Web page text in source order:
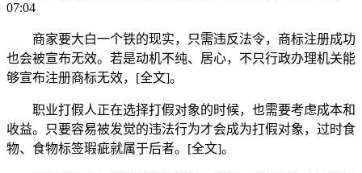
07:04
商家要大白一个铁的现实，只需违反法令，商标注册成功
也会被宣布无效。若是动机不纯、居心，不只行政办理机关能
够宣布注册商标无效，[全文]。
职业打假人正在选择打假对象的时候，也需要考虑成本和
收益。只要容易被发觉的违法行为才会成为打假对象，过时食
物、食物标签瑕疵就属于后者。[全文]。